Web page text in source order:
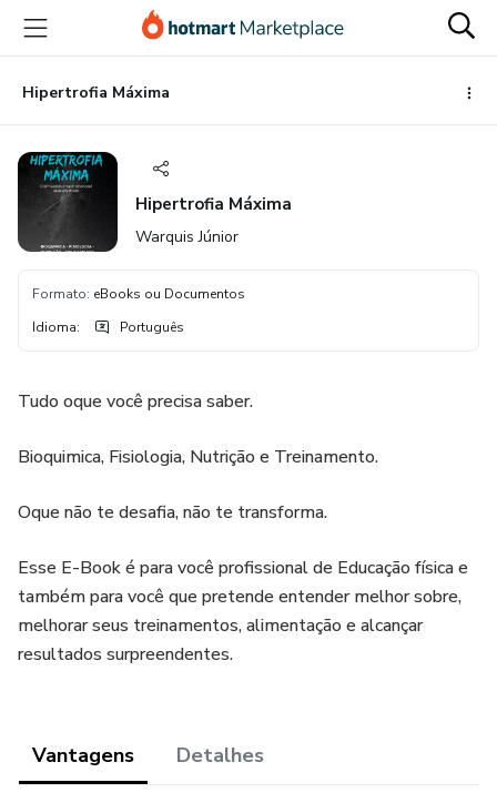
para
conteúdo
principal
para
pagamento
para
rodapé
Hipertrofia Máxima
Hipertrofia Máxima
Warquis Júnior
Formato: eBooks ou Documentos
Idioma: Português
Tudo oque você precisa saber.
Bioquimica, Fisiologia, Nutrição e Treinamento.
Oque não te desafia, não te transforma.
Esse E-Book é para você profissional de Educação física e
também para você que pretende entender melhor sobre,
melhorar seus treinamentos, alimentação e alcançar
resultados surpreendentes.
Vantagens Detalhes